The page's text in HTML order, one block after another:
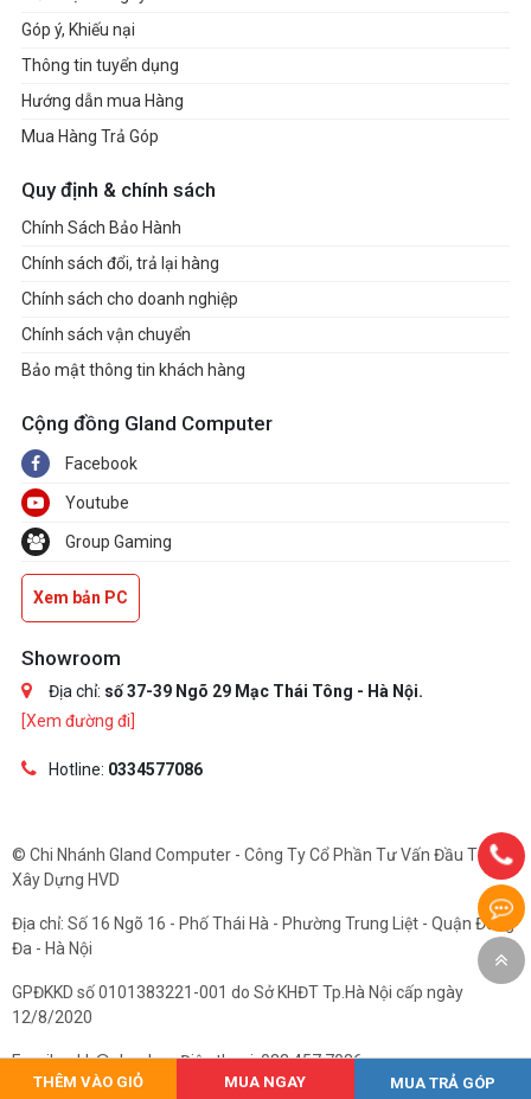
Kích thước (rộng x
dài x cao)
Hệ điều hành
Windows 11 Home Single Language
THÊM VÀO GIỎ MUA NGAY MUA TRẢ GÓP
Góp ý, Khiếu nại
Thông tin tuyển dụng
Hướng dẫn mua Hàng
Mua Hàng Trả Góp
Quy định & chính sách
Chính Sách Bảo Hành
Chính sách đổi, trả lại hàng
Chính sách cho doanh nghiệp
Chính sách vận chuyển
Bảo mật thông tin khách hàng
Cộng đồng Gland Computer
Facebook
Youtube
Group Gaming
Xem bản PC
Showroom
Địa chỉ: số 37-39 Ngõ 29 Mạc Thái Tông - Hà Nội.
[Xem đường đi]
Hotline: 0334577086
© Chi Nhánh Gland Computer - Công Ty Cổ Phần Tư Vấn Đầu Tư Và
Xây Dựng HVD
Địa chỉ: Số 16 Ngõ 16 - Phố Thái Hà - Phường Trung Liệt - Quận Đống
Đa - Hà Nội
GPĐKKD số 0101383221-001 do Sở KHĐT Tp.Hà Nội cấp ngày
12/8/2020
Email: cskh@gland.vn. Điện thoại: 033.457.7086